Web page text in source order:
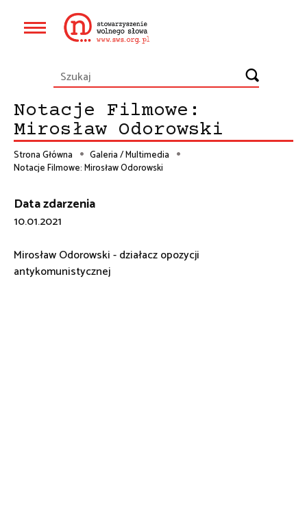
Główna
Notacje Filmowe:
Mirosław Odorowski
Ścieżka
nawigacyjna
Strona Główna
Galeria / Multimedia
Notacje Filmowe: Mirosław Odorowski
Data zdarzenia
10.01.2021
Mirosław Odorowski - działacz opozycji
antykomunistycznej